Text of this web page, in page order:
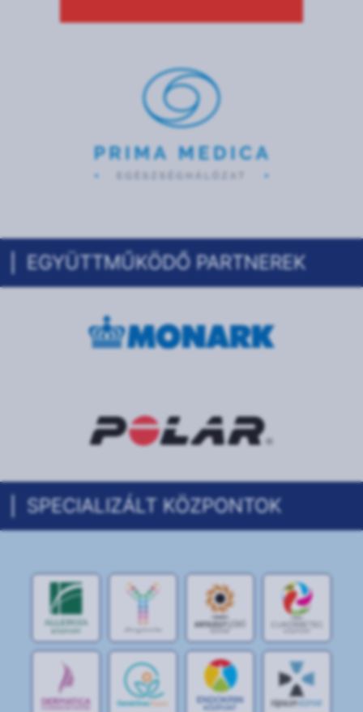
EGYÜTTMŰKÖDŐ PARTNEREK
SPECIALIZÁLT KÖZPONTOK